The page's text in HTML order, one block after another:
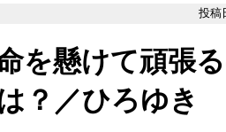
投稿
を懸けて頑張
？／ひろゆき